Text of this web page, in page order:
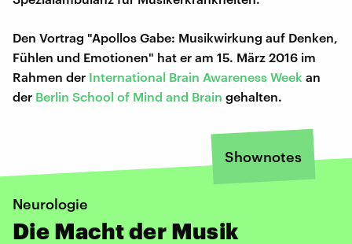
Den Vortrag "Apollos Gabe: Musikwirkung auf Denken,
Fühlen und Emotionen" hat er am 15. März 2016 im
Rahmen der International Brain Awareness Week an
der Berlin School of Mind and Brain gehalten.
Shownotes
Neurologie
Die Macht der Musik